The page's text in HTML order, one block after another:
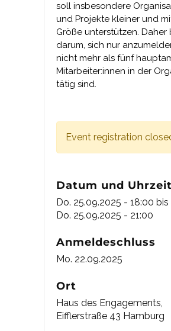
soll insbesondere
und Projekte kleiner und
Größe unterstützen. Daher
darum, sich nur
nicht mehr als fünf
Mitarbeiter:innen in der
tätig sind.
Event registration
Datum und Uhrzeit
Do. 25.09.2025 - 18:00 bis
Do. 25.09.2025 - 21:00
Anmeldeschluss
Mo. 22.09.2025
Ort
Haus des Engagements,
Eifflerstraße 43 Hamburg